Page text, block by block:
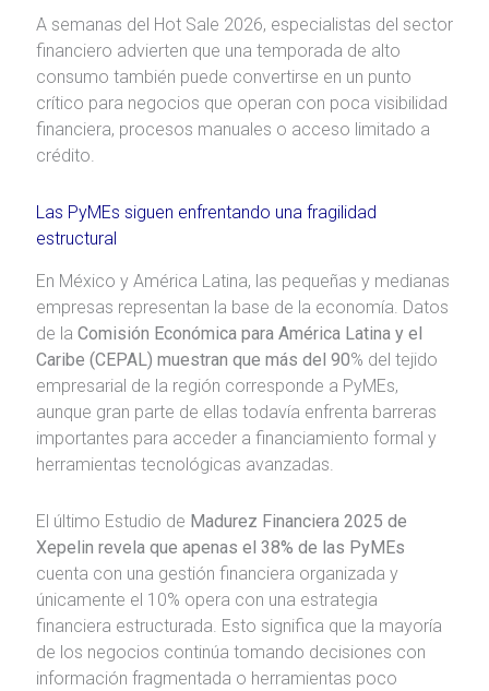
A semanas del Hot Sale 2026, especialistas del sector
financiero advierten que una temporada de alto
consumo también puede convertirse en un punto
crítico para negocios que operan con poca visibilidad
financiera, procesos manuales o acceso limitado a
crédito.
Las PyMEs siguen enfrentando una fragilidad
estructural
En México y América Latina, las pequeñas y medianas
empresas representan la base de la economía. Datos
de la Comisión Económica para América Latina y el
Caribe (CEPAL) muestran que más del 90% del tejido
empresarial de la región corresponde a PyMEs,
aunque gran parte de ellas todavía enfrenta barreras
importantes para acceder a financiamiento formal y
herramientas tecnológicas avanzadas.
El último Estudio de Madurez Financiera 2025 de
Xepelin revela que apenas el 38% de las PyMEs
cuenta con una gestión financiera organizada y
únicamente el 10% opera con una estrategia
financiera estructurada. Esto significa que la mayoría
de los negocios continúa tomando decisiones con
información fragmentada o herramientas poco